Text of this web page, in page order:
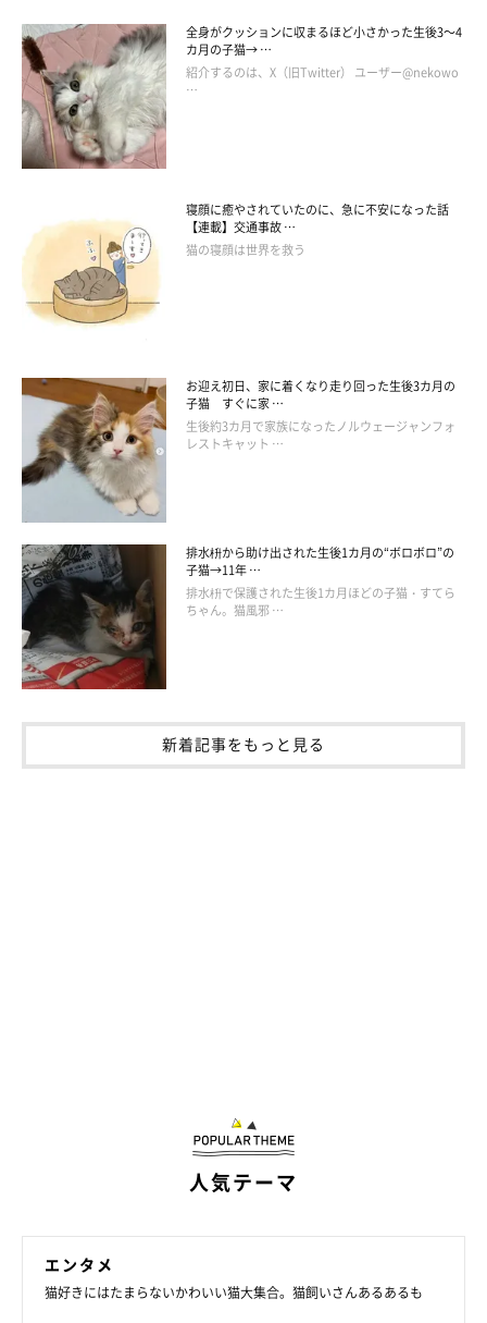
全身がクッションに収まるほど小さかった生後3～4
カ月の子猫→ …
紹介するのは、X（旧Twitter） ユーザー@nekowo
…
寝顔に癒やされていたのに、急に不安になった話
【連載】交通事故 …
猫の寝顔は世界を救う
お迎え初日、家に着くなり走り回った生後3カ月の
子猫 すぐに家 …
生後約3カ月で家族になったノルウェージャンフォ
レストキャット …
排水枡から助け出された生後1カ月の“ボロボロ”の
子猫→11年 …
排水枡で保護された生後1カ月ほどの子猫・すてら
ちゃん。猫風邪 …
新着記事をもっと見る
人気テーマ
エンタメ
猫好きにはたまらないかわいい猫大集合。猫飼いさんあるあるも